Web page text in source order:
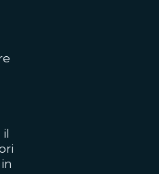
il